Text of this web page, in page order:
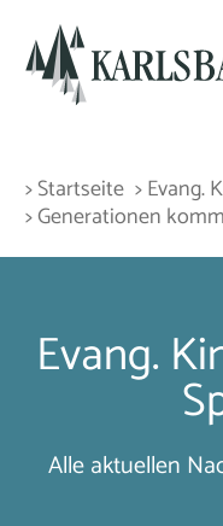
> Startseite > Evang.
> Generationen
Evang.
Alle aktuellen